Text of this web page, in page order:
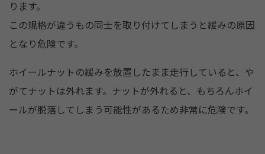
ります。
この規格が違うもの同士を取り付けてしまうと緩みの原因
となり危険です。
ホイールナットの緩みを放置したまま走行していると、や
がてナットは外れます。ナットが外れると、もちろんホイ
ールが脱落してしまう可能性があるため非常に危険です。